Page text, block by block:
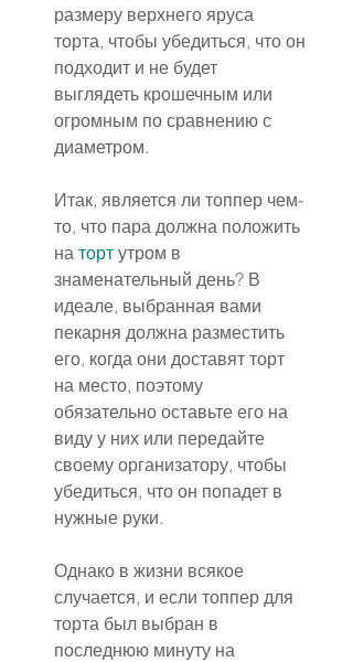
размеру верхнего яруса
торта, чтобы убедиться, что он
подходит и не будет
выглядеть крошечным или
огромным по сравнению с
диаметром.
Итак, является ли топпер чем-
то, что пара должна положить
на торт утром в
знаменательный день? В
идеале, выбранная вами
пекарня должна разместить
его, когда они доставят торт
на место, поэтому
обязательно оставьте его на
виду у них или передайте
своему организатору, чтобы
убедиться, что он попадет в
нужные руки.
Однако в жизни всякое
случается, и если топпер для
торта был выбран в
последнюю минуту на